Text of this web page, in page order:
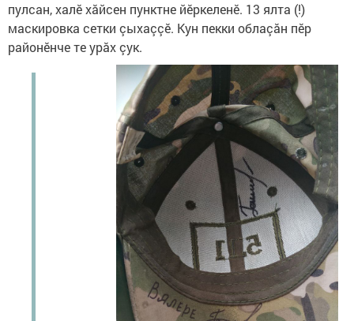
пулсан, халӗ хăйсен пунктне йӗркеленӗ. 13 ялта (!)
маскировка сетки çыхаççӗ. Кун пекки облаçăн пӗр
районӗнче те урăх çук.